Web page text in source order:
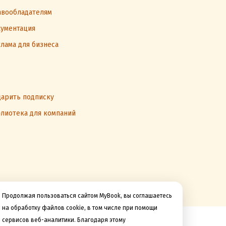
Продолжая пользоваться сайтом MyBook, вы соглашаетесь
на обработку файлов cookie, в том числе при помощи
сервисов веб-аналитики. Благодаря этому
для бизнеса
подписку
для компаний